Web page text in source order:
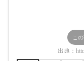
こ
出典：